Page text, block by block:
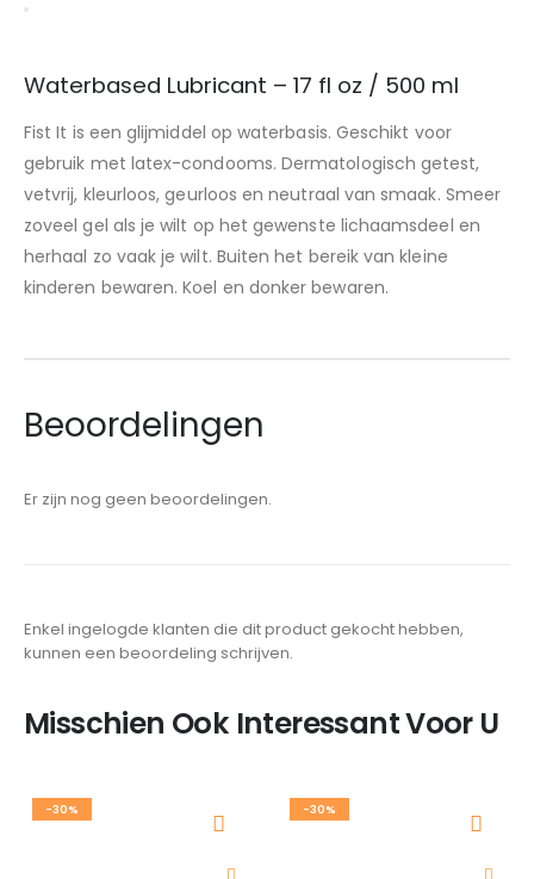
Waterbased Lubricant – 17 fl oz / 500 ml
Fist It is een glijmiddel op waterbasis. Geschikt voor
gebruik met latex-condooms. Dermatologisch getest,
vetvrij, kleurloos, geurloos en neutraal van smaak. Smeer
zoveel gel als je wilt op het gewenste lichaamsdeel en
herhaal zo vaak je wilt. Buiten het bereik van kleine
kinderen bewaren. Koel en donker bewaren.
Beoordelingen
Er zijn nog geen beoordelingen.
Enkel ingelogde klanten die dit product gekocht hebben,
kunnen een beoordeling schrijven.
Misschien Ook Interessant Voor U
-30% -30%